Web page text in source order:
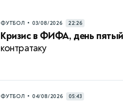
ФУТБОЛ • 03/08/2026 22:26
Кризис в ФИФА, день
контратаку
ФУТБОЛ • 04/08/2026 05:43